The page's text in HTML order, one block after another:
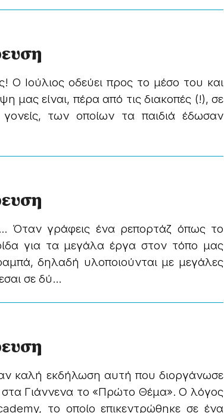
Ο Ιούλιος οδεύει προς το μέσο του και
μας είναι, πέρα από τις διακοπές (!), σε
των οποίων τα παιδιά έδωσαν
Όταν γράφεις ένα ρεπορτάζ όπως το
για τα μεγάλα έργα στον τόπο μας
δηλαδή υλοποιούνται με μεγάλες
σε δύ...
καλή εκδήλωση αυτή που διοργάνωσε
Γιάννενα το «Πρώτο Θέμα». Ο λόγος
το οποίο επικεντρώθηκε σε ένα